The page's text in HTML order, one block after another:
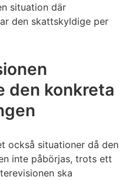
situation där
den skattskyldige per
den konkreta
också situationer då den
inte påbörjas, trots ett
ska